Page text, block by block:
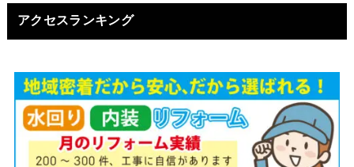
アクセスランキング